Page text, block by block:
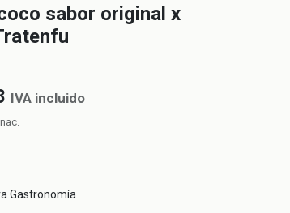
sabor original x
IVA incluido
Gastronomía